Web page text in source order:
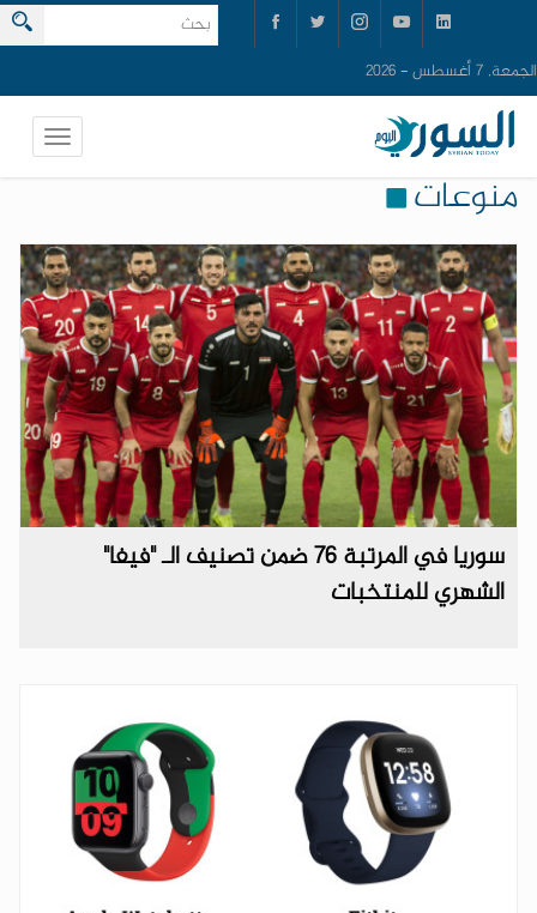
الجمعة, 7 أغسطس - 2026
منوعات
سوريا في المرتبة 76 ضمن تصنيف الـ "فيفا"
الشهري للمنتخبات